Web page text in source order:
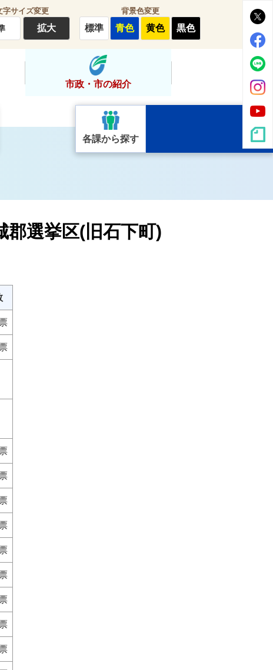
字サイズ変更
拡大
背景色変更
標準 青色 黄色 黒色
市政・市の紹介
各課から探す
郡選挙区(旧石下町)